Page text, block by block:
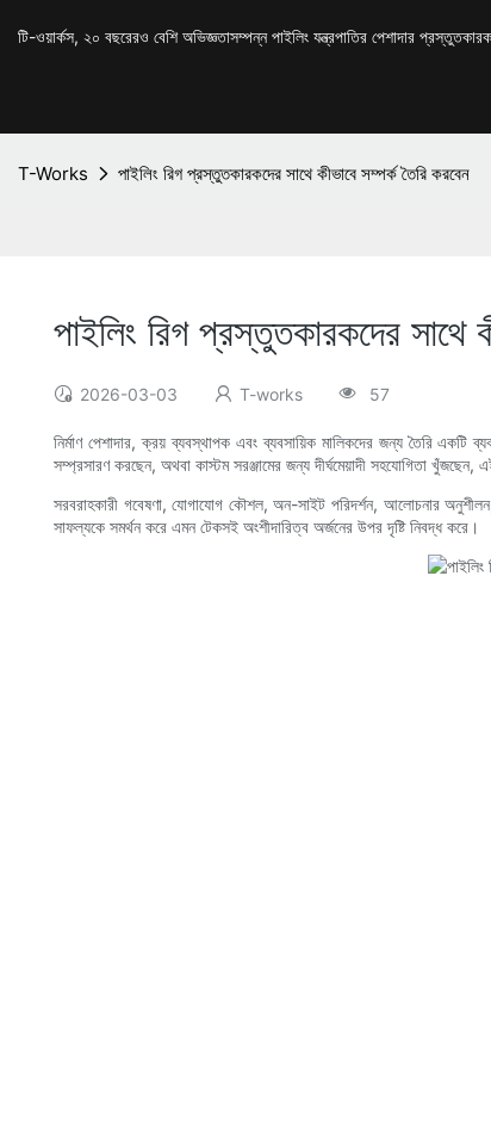
টি-ওয়ার্কস, ২০ বছরেরও বেশি অভিজ্ঞতাসম্পন্ন পাইলিং যন্ত্রপাতির পেশাদার
T-Works পাইলিং রিগ প্রস্তুতকারকদের সাথে কীভাবে সম্পর্ক তৈরি করবেন
পাইলিং রিগ প্রস্তুতকারকদের সাথে
2026-03-03 T-works 57
নির্মাণ পেশাদার, ক্রয় ব্যবস্থাপক এবং ব্যবসায়িক মালিকদের জন্য তৈরি
সম্প্রসারণ করছেন, অথবা কাস্টম সরঞ্জামের জন্য দীর্ঘমেয়াদী সহযোগিতা
সরবরাহকারী গবেষণা, যোগাযোগ কৌশল, অন-সাইট পরিদর্শন, আলোচনার
সাফল্যকে সমর্থন করে এমন টেকসই অংশীদারিত্ব অর্জনের উপর দৃষ্টি নিবদ্ধ করে।